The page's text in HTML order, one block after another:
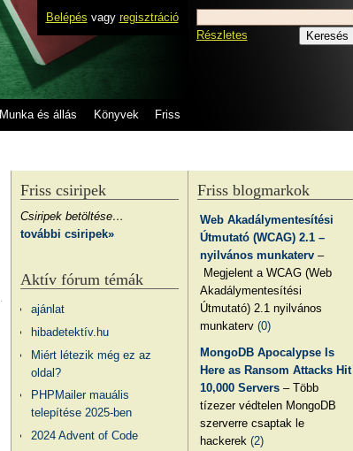
Belépés vagy regisztráció
Munka és állás Könyvek Friss
Részletes
Friss blogmarkok
Web Akadálymentesítési
Útmutató (WCAG) 2.1 –
nyilvános munkaterv –
Megjelent a WCAG (Web
Akadálymentesítési
Útmutató) 2.1 nyilvános
munkaterv(0)
MongoDB Apocalypse Is
Here as Ransom Attacks Hit
10,000 Servers – Több
tízezer védtelen MongoDB
szerverre csaptak le
hackerek(2)
Friss csiripek
Csiripek betöltése…
további csiripek»
Aktív fórum témák
ajánlat
hibadetektív.hu
Miért létezik még ez az
oldal?
PHPMailer mauális
telepítése 2025-ben
2024 Advent of Code